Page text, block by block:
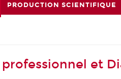
PRODUCTION SCIENTIFIQUE
et